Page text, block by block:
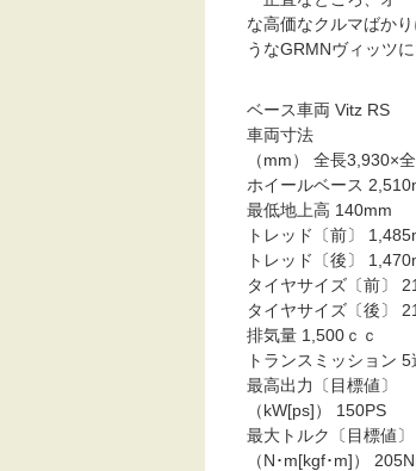
な高価なクルマばか
うなGRMNヴィッツ
ベース車両 Vitz RS
車両寸法
（mm） 全長3,930×
ホイールベース
最低地上高 140mm
トレッド〔前〕
トレッド〔後〕
タイヤサイズ〔前〕
タイヤサイズ〔後〕
排気量 1,500ｃｃ
トランスミッション
最高出力〔目標値〕
（kW[ps]） 150PS
最大トルク〔目標値〕
（N･m[kgf･m]）